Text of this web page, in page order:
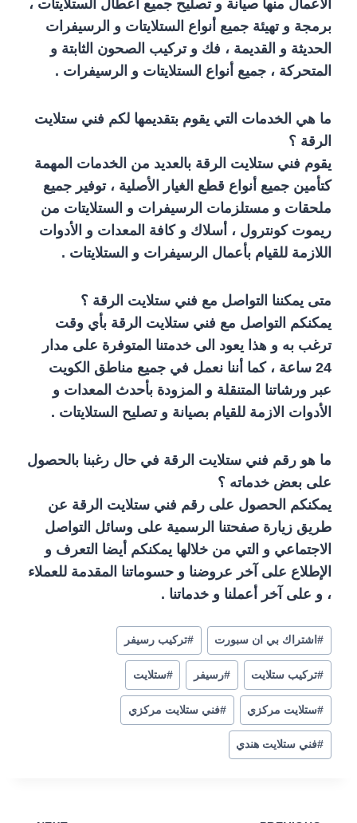
الأعمال منها صيانة و تصليح جميع أعطال الستلايتات ،
برمجة و تهيئة جميع أنواع الستلايتات و الرسيفرات
الحديثة و القديمة ، فك و تركيب الصحون الثابتة و
المتحركة ، جميع أنواع الستلايتات و الرسيفرات .
ما هي الخدمات التي يقوم بتقديمها لكم فني ستلايت
الرقة ؟
يقوم فني ستلايت الرقة بالعديد من الخدمات المهمة
كتأمين جميع أنواع قطع الغيار الأصلية ، توفير جميع
ملحقات و مستلزمات الرسيفرات و الستلايتات من
ريموت كونترول ، أسلاك و كافة المعدات و الأدوات
اللازمة للقيام بأعمال الرسيفرات و الستلايتات .
متى يمكننا التواصل مع فني ستلايت الرقة ؟
يمكنكم التواصل مع فني ستلايت الرقة بأي وقت
ترغب به و هذا يعود الى خدمتنا المتوفرة على مدار
24 ساعة ، كما أننا نعمل في جميع مناطق الكويت
عبر ورشاتنا المتنقلة و المزودة بأحدث المعدات و
الأدوات الازمة للقيام بصيانة و تصليح الستلايتات .
ما هو رقم فني ستلايت الرقة في حال رغبنا بالحصول
على بعض خدماته ؟
يمكنكم الحصول على رقم فني ستلايت الرقة عن
طريق زيارة صفحتنا الرسمية على وسائل التواصل
الاجتماعي و التي من خلالها يمكنكم أيضا التعرف و
الإطلاع على آخر عروضنا و حسوماتنا المقدمة للعملاء
، و على آخر أعملنا و خدماتنا .
#اشتراك بي ان سبورت #تركيب رسيفر
#تركيب ستلايت #رسيفر #ستلايت
#ستلايت مركزي #فني ستلايت مركزي
#فني ستلايت هندي